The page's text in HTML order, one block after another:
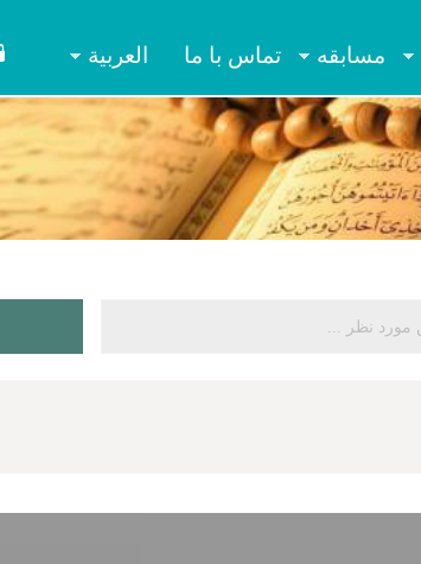
مسابقه تماس با ما العربیة